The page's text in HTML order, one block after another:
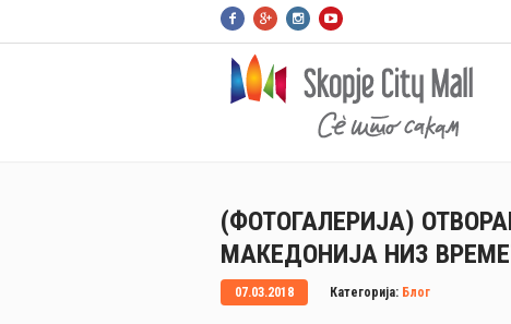
(ФОТОГАЛЕРИЈА)
МАКЕДОНИЈА НИЗ
07.03.2018 Категорија: Блог